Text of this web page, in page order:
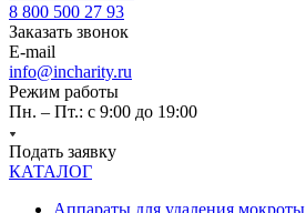
8 800 500 27 93
Заказать звонок
E-mail
info@incharity.ru
Режим работы
Пн. – Пт.: с 9:00 до 19:00
Подать заявку
КАТАЛОГ
Аппараты для удаления мокроты